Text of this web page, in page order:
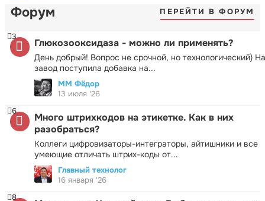
Форум ПЕРЕЙТИ В ФОРУМ
Глюкозооксидаза - можно ли применять?
День добрый! Вопрос не срочной, но технологический) На
завод поступила добавка на...
3
ММ Фёдор
13 июля '26
Много штрихкодов на этикетке. Как в них
разобраться?
Коллеги цифровизаторы-интеграторы, айтишники и все
умеющие отличать штрих-коды от...
6
Главный технолог
16 января '26
8